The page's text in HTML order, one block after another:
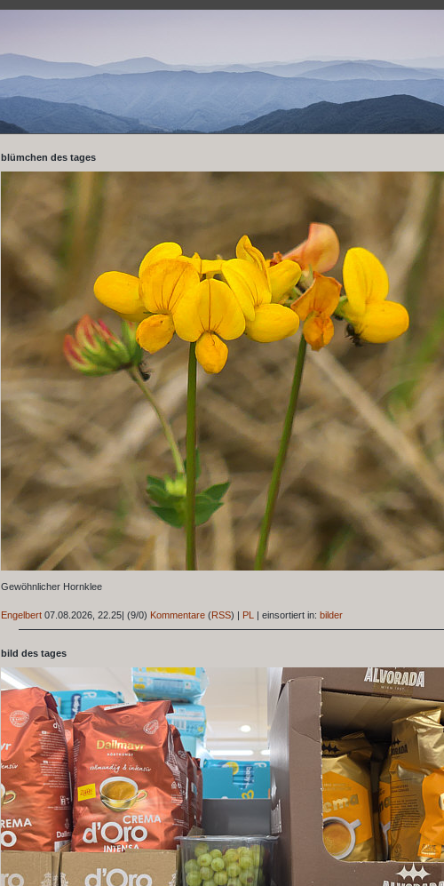
blümchen des tages
Gewöhnlicher Hornklee
Engelbert 07.08.2026, 22.25| (9/0) Kommentare (RSS) | PL | einsortiert in: bilder
bild des tages